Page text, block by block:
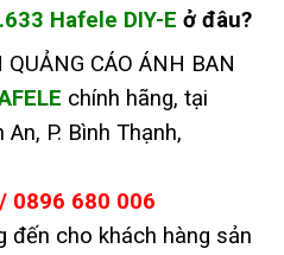
Hafele DIY-E ở đâu?
CÁO ÁNH BAN
chính hãng, tại
P. Bình Thạnh,
0896 680 006
đến cho khách hàng sản